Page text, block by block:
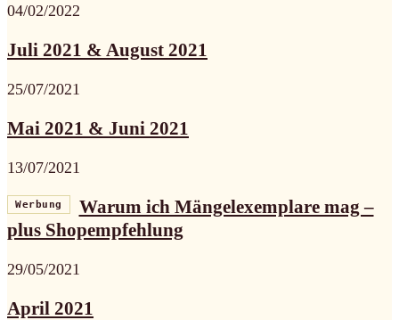
04/02/2022
Juli 2021 & August 2021
25/07/2021
Mai 2021 & Juni 2021
13/07/2021
Werbung
Warum ich Mängelexemplare mag –
plus Shopempfehlung
29/05/2021
April 2021